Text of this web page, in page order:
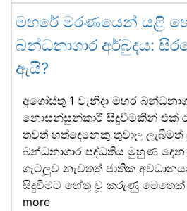
මහරේ මරණයෙන් යළි
බන්ධනාගාර අර්බුදය:
ඇයි?
අගෝස්තු 1 වැනිදා මහර
නොසන්සුන්කාරී සිදුවීමකින් එක්
තවත් හත්දෙනෙකු තුවාල ලැබීමත්
බන්ධනාගාර පද්ධතිය මුහුණ දෙන
ගැටලුව නැවතත් ජාතික
සිදුවීමට හේතු වූ කරුණු
more